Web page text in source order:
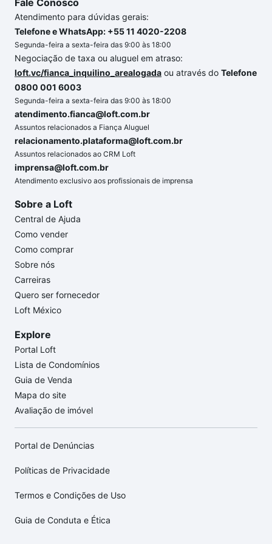
Fale Conosco
Atendimento para dúvidas gerais:
Telefone e WhatsApp: +55 11 4020-2208
Segunda-feira a sexta-feira das 9:00 às 18:00
Negociação de taxa ou aluguel em atraso:
loft.vc/fianca_inquilino_arealogada ou através do Telefone
0800 001 6003
Segunda-feira a sexta-feira das 9:00 às 18:00
atendimento.fianca@loft.com.br
Assuntos relacionados a Fiança Aluguel
relacionamento.plataforma@loft.com.br
Assuntos relacionados ao CRM Loft
imprensa@loft.com.br
Atendimento exclusivo aos profissionais de imprensa
Sobre a Loft
Central de Ajuda
Como vender
Como comprar
Sobre nós
Carreiras
Quero ser fornecedor
Loft México
Explore
Portal Loft
Lista de Condomínios
Guia de Venda
Mapa do site
Avaliação de imóvel
Portal de Denúncias
Políticas de Privacidade
Termos e Condições de Uso
Guia de Conduta e Ética